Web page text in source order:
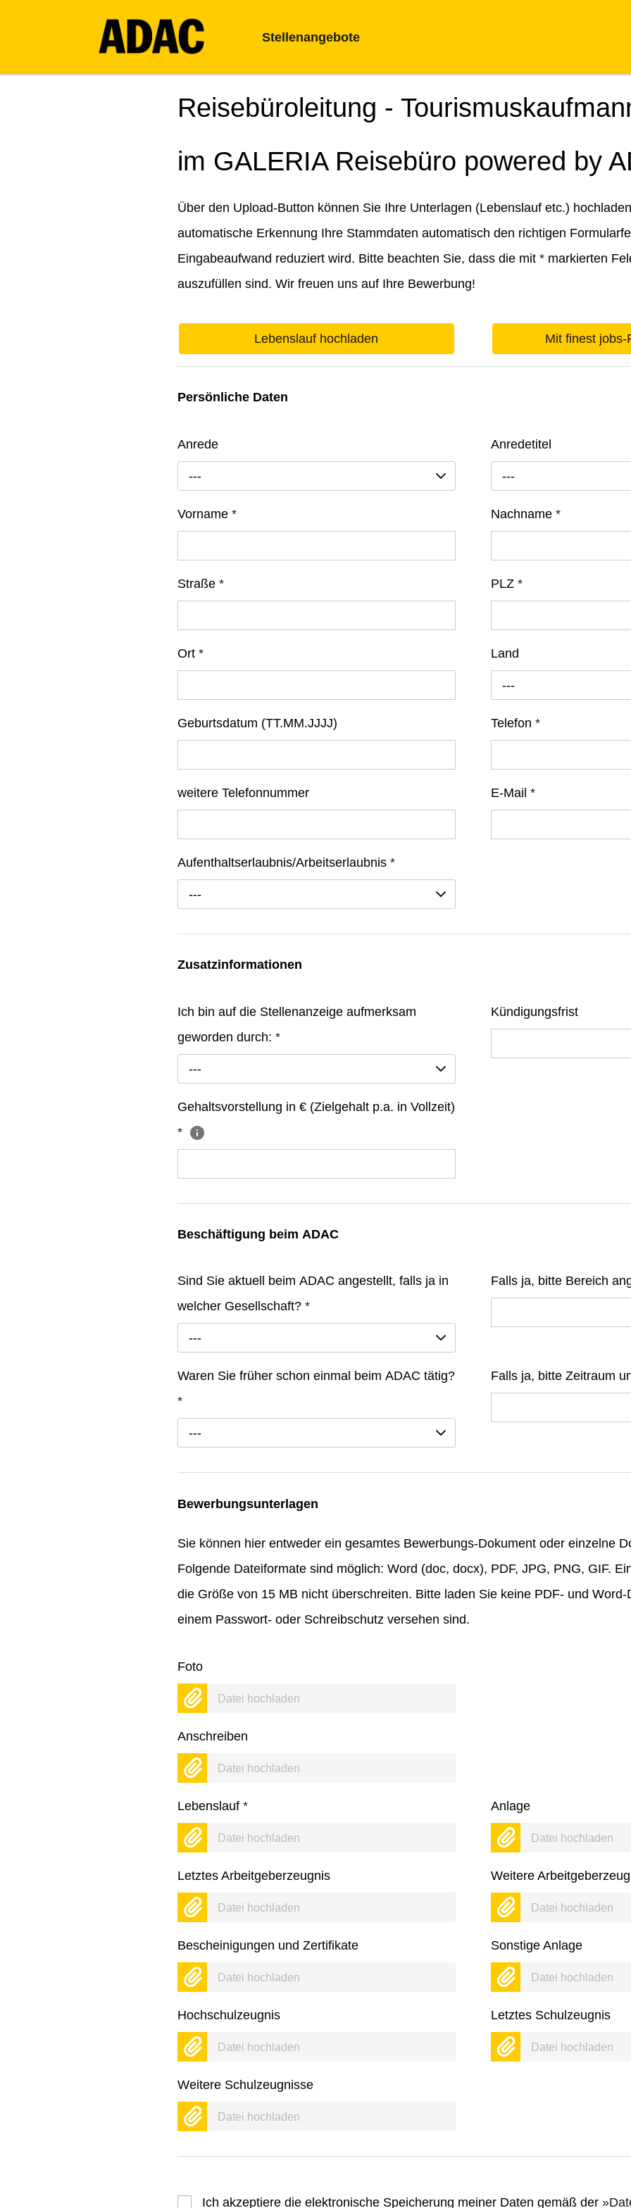
Stellenangebote
Reisebüroleitung -
im GALERIA Reisebüro powered by
Über den Upload-Button können Sie Ihre Unterlagen (Lebenslauf etc.)
automatische Erkennung Ihre Stammdaten automatisch den richtigen
Eingabeaufwand reduziert wird. Bitte beachten Sie, dass die mit * markierten
auszufüllen sind. Wir freuen uns auf Ihre Bewerbung!
Lebenslauf hochladen Mit finest jobs-
Persönliche Daten
Anrede
---
Anredetitel
---
Vorname * Nachname*
Straße * PLZ*
Ort * Land
---
Geburtsdatum (TT.MM.JJJJ) Telefon*
weitere Telefonnummer E-Mail*
Aufenthaltserlaubnis/Arbeitserlaubnis *
---
Zusatzinformationen
Ich bin auf die Stellenanzeige aufmerksam
geworden durch: *
---
Kündigungsfrist
Gehaltsvorstellung in € (Zielgehalt p.a. in Vollzeit)
*
Beschäftigung beim ADAC
Sind Sie aktuell beim ADAC angestellt, falls ja in
welcher Gesellschaft? *
---
Falls ja, bitte Bereich
Waren Sie früher schon einmal beim ADAC tätig?
*
---
Falls ja, bitte Zeitraum
Bewerbungsunterlagen
Sie können hier entweder ein gesamtes Bewerbungs-Dokument oder einzelne
Folgende Dateiformate sind möglich: Word (doc, docx), PDF, JPG, PNG, GIF.
die Größe von 15 MB nicht überschreiten. Bitte laden Sie keine PDF- und
einem Passwort- oder Schreibschutz versehen sind.
Foto
Datei hochladen
Anschreiben
Datei hochladen
Lebenslauf *
Datei hochladen
Anlage
Datei hochladen
Letztes Arbeitgeberzeugnis
Datei hochladen
Weitere
Datei hochladen
Bescheinigungen und Zertifikate
Datei hochladen
Sonstige Anlage
Datei hochladen
Hochschulzeugnis
Datei hochladen
Letztes Schulzeugnis
Datei hochladen
Weitere Schulzeugnisse
Datei hochladen
Ich akzeptiere die elektronische Speicherung meiner Daten gemäß der